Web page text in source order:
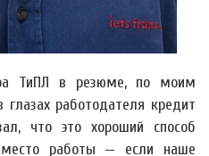
ТиПЛ в резюме, по моим
работодателя кредит
что это хороший способ
место работы — если наше